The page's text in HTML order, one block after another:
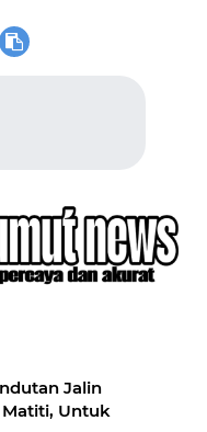
Jalin
Matiti, Untuk